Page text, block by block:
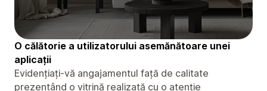
O călătorie a utilizatorului asemănătoare unei
aplicații
Evidențiați-vă angajamentul față de calitate
prezentând o vitrină realizată cu o atenție